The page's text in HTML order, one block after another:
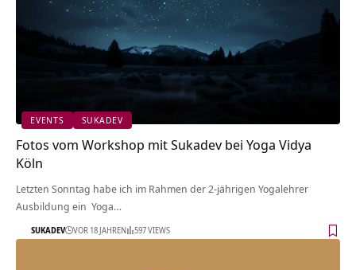
EVENTS SUKADEV
Fotos vom Workshop mit Sukadev bei Yoga Vidya
Köln
Letzten Sonntag habe ich im Rahmen der 2-jährigen Yogalehrer
Ausbildung ein Yoga…
SUKADEV VOR 18 JAHREN 597 VIEWS